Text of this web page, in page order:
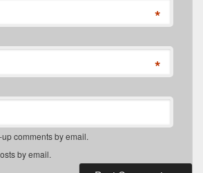
*
*
comments by email.
by email.